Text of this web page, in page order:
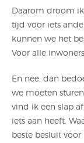
Daarom droom
tijd voor iets
kunnen we het
Voor alle
En nee, dan
we moeten
vind ik een slap
iets aan heeft.
beste besluit voor